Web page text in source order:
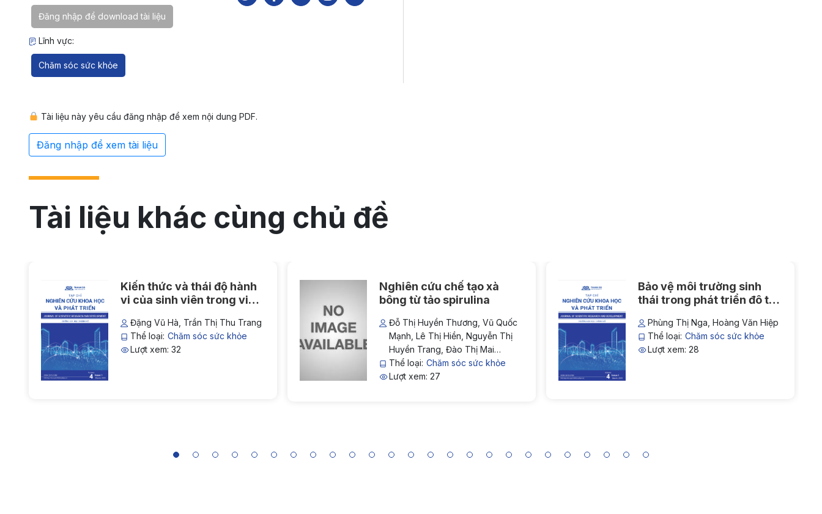
Đăng nhập để download tài liệu
Lĩnh vực:
Chăm sóc sức khỏe
Tài liệu này yêu cầu đăng nhập để xem nội dung PDF.
Đăng nhập để xem tài liệu
Tài liệu khác cùng chủ đề
Kiến thức và thái độ hành
vi của sinh viên trong việc
Đặng Vũ Hà, Trần Thị Thu Trang
Thể loại: Chăm sóc sức khỏe
Lượt xem: 32
Nghiên cứu chế tạo xà
bông từ tảo spirulina
Đỗ Thị Huyền Thương, Vũ Quốc
Mạnh, Lê Thị Hiền, Nguyễn Thị
Huyền Trang, Đào Thị Mai
Hương, Phạm Văn Đại, Nguyễn
Ngọc Linh, Phạm Thị Bích Đào
Thể loại: Chăm sóc sức khỏe
Lượt xem: 27
Bảo vệ môi trường sinh
thái trong phát triển đô thị
Thực trạng và giải pháp
Phùng Thị Nga, Hoàng Văn Hiệp
Thể loại: Chăm sóc sức khỏe
Lượt xem: 28